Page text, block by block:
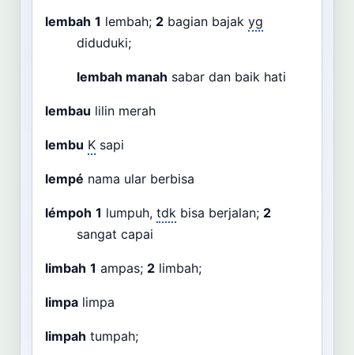
lembah 1 lembah; 2 bagian bajak yg
diduduki;
lembah manah sabar dan baik hati
lembau lilin merah
lembu K sapi
lempé nama ular berbisa
lémpoh 1 lumpuh, tdk bisa berjalan; 2
sangat capai
limbah 1 ampas; 2 limbah;
limpa limpa
limpah tumpah;